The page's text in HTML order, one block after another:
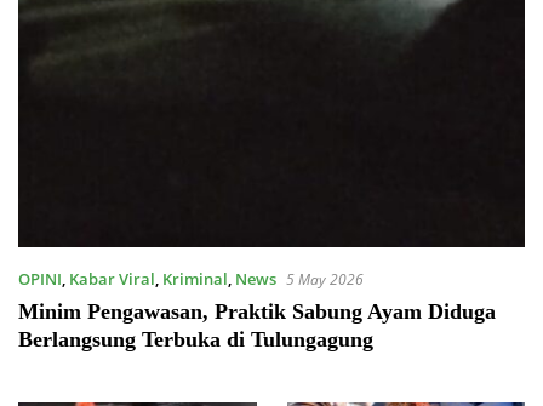
OPINI, Kabar Viral, Kriminal, News 5 May 2026
Minim Pengawasan, Praktik Sabung Ayam Diduga
Berlangsung Terbuka di Tulungagung